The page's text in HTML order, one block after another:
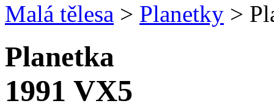
Malá tělesa > Planetky >
Planetka
1991 VX5